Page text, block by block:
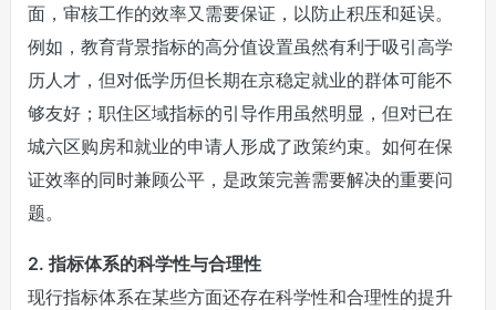
面，审核工作的效率又需要保证，以防止积压和延误。
例如，教育背景指标的高分值设置虽然有利于吸引高学
历人才，但对低学历但长期在京稳定就业的群体可能不
够友好；职住区域指标的引导作用虽然明显，但对已在
城六区购房和就业的申请人形成了政策约束。如何在保
证效率的同时兼顾公平，是政策完善需要解决的重要问
题。
2. 指标体系的科学性与合理性
现行指标体系在某些方面还存在科学性和合理性的提升